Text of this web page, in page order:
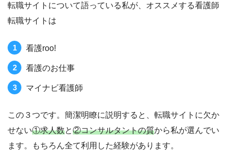
転職サイトについて語っている私が、オススメする看護師
転職サイトは
看護roo!
看護のお仕事
マイナビ看護師
この３つです。簡潔明瞭に説明すると、転職サイトに欠か
せない①求人数と②コンサルタントの質から私が選んでい
ます。もちろん全て利用した経験があります。